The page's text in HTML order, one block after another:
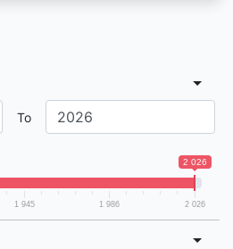
To
2 026
1 945 1 986 2 026